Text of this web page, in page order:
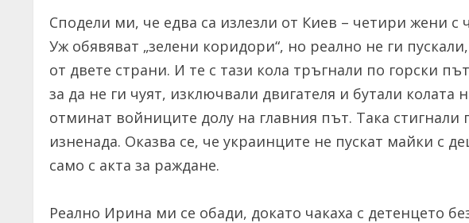
Сподели ми, че едва са излезли от Киев – четири жени с
Уж обявяват „зелени коридори“, но реално не ги
от двете страни. И те с тази кола тръгнали по горски
за да не ги чуят, изключвали двигателя и бутали колата
отминат войниците долу на главния път. Така стигнали
изненада. Оказва се, че украинците не пускат майки с
само с акта за раждане.
Реално Ирина ми се обади, докато чакаха с детенцето